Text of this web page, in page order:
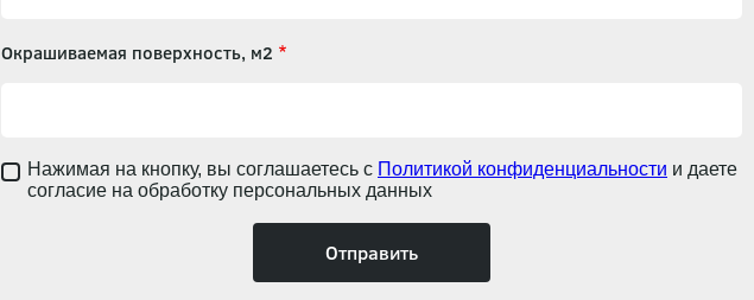
Окрашиваемая поверхность, м2
Нажимая на кнопку, вы соглашаетесь с Политикой конфиденциальности и даете
согласие на обработку персональных данных